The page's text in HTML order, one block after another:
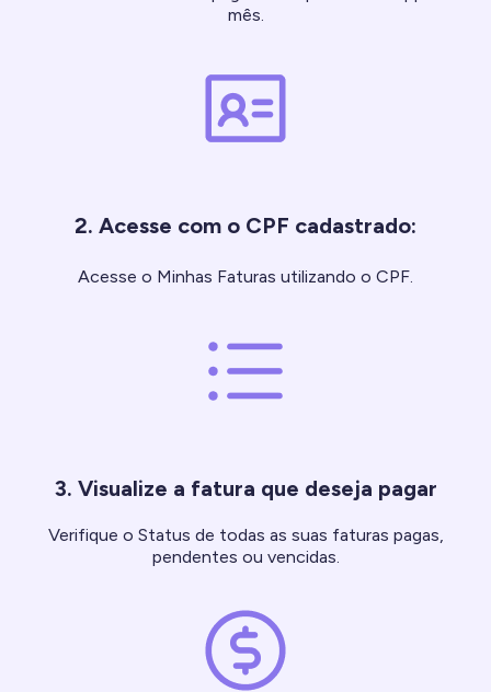
mês.
2. Acesse com o CPF cadastrado:
Acesse o Minhas Faturas utilizando o CPF.
3. Visualize a fatura que deseja pagar
Verifique o Status de todas as suas faturas pagas,
pendentes ou vencidas.